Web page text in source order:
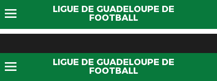
LIGUE DE GUADELOUPE DE
FOOTBALL